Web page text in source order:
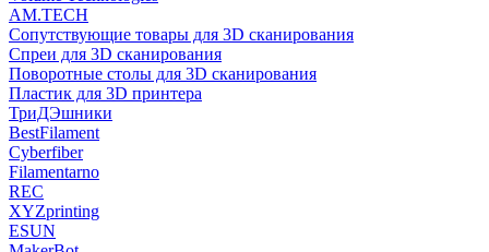
AM.TECH
Сопутствующие товары для 3D сканирования
Спреи для 3D сканирования
Поворотные столы для 3D сканирования
Пластик для 3D принтера
ТриДЭшники
BestFilament
Cyberfiber
Filamentarno
REC
XYZprinting
ESUN